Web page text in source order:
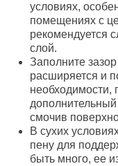
условиях,
помещениях с
рекомендуется
слой.
Заполните
расширяется и
необходимости,
смочив
В сухих
пену для
быть много, ее